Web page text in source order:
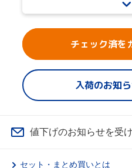
チェック済を
入荷のお知
値下げのお知らせを受
セット・まとめ買いとは